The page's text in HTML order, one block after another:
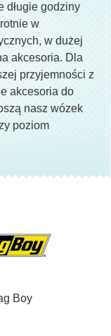
długie godziny
w
w dużej
akcesoria. Dla
przyjemności z
akcesoria do
nasz wózek
poziom
Boy